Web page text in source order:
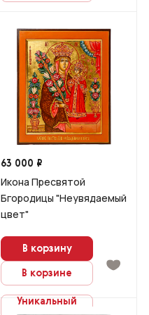
63 000 ₽
Икона Пресвятой
Бгородицы "Неувядаемый
цвет"
В корзину
В корзине
Уникальный